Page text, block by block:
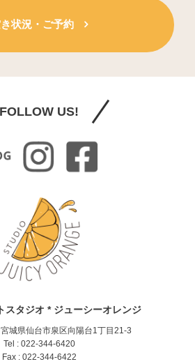
状況・ご予約
FOLLOW US!
スタジオ * ジューシーオレンジ
城県仙台市泉区向陽台1丁目21-3
Tel : 022-344-6420
Fax : 022-344-6422